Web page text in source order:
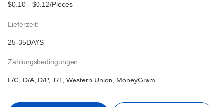
$0.10 - $0.12/Pieces
Lieferzeit:
25-35DAYS
Zahlungsbedingungen:
L/C, D/A, D/P, T/T, Western Union, MoneyGram